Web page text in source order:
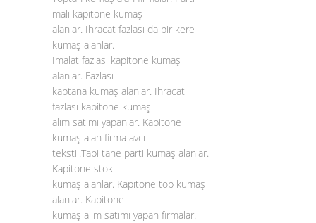
malı kapitone kumaş
alanlar. İhracat fazlası da bir kere
kumaş alanlar.
İmalat fazlası kapitone kumaş
alanlar. Fazlası
kaptana kumaş alanlar. İhracat
fazlası kapitone kumaş
alım satımı yapanlar. Kapitone
kumaş alan firma avcı
tekstil.Tabi tane parti kumaş alanlar.
Kapitone stok
kumaş alanlar. Kapitone top kumaş
alanlar. Kapitone
kumaş alım satımı yapan firmalar.